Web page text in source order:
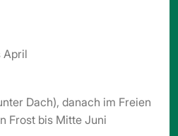
April
Dach), danach im Freien
Frost bis Mitte Juni